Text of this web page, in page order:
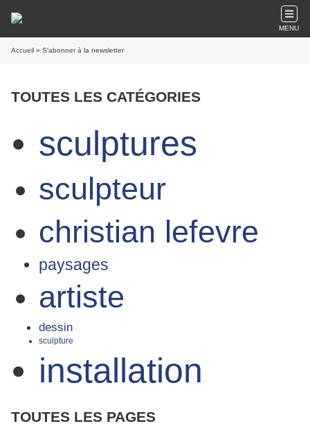
MENU
Accueil » S'abonner à la newsletter
TOUTES LES CATÉGORIES
sculptures
sculpteur
christian lefevre
paysages
artiste
dessin
sculpture
installation
TOUTES LES PAGES